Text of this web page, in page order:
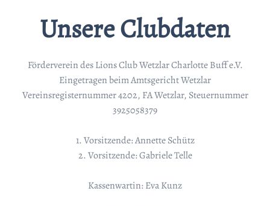
Unsere Clubdaten
Förderverein des Lions Club Wetzlar Charlotte Buff e.V.
Eingetragen beim Amtsgericht Wetzlar
Vereinsregisternummer 4202, FA Wetzlar, Steuernummer
3925058379
1. Vorsitzende: Annette Schütz
2. Vorsitzende: Gabriele Telle
Kassenwartin: Eva Kunz